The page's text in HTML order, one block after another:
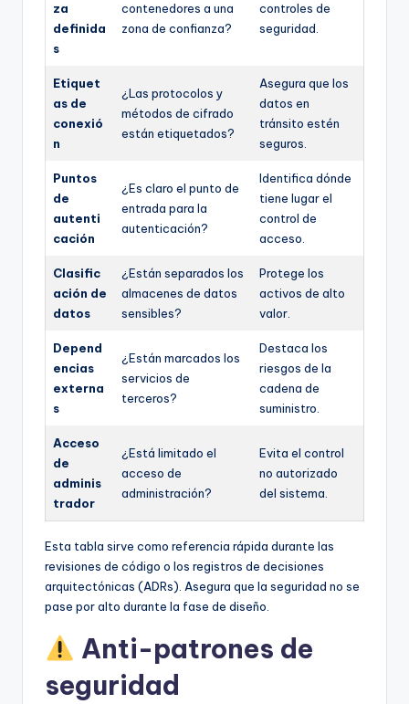
za
definida
s
contenedores a una
zona de confianza?
controles de
seguridad.
Etiquet
as de
conexió
n
¿Las protocolos y
métodos de cifrado
están etiquetados?
Asegura que los
datos en
tránsito estén
seguros.
Puntos
de
autenti
cación
¿Es claro el punto de
entrada para la
autenticación?
Identifica dónde
tiene lugar el
control de
acceso.
Clasific
ación de
datos
¿Están separados los
almacenes de datos
sensibles?
Protege los
activos de alto
valor.
Depend
encias
externa
s
¿Están marcados los
servicios de
terceros?
Destaca los
riesgos de la
cadena de
suministro.
Acceso
de
adminis
trador
¿Está limitado el
acceso de
administración?
Evita el control
no autorizado
del sistema.
Esta tabla sirve como referencia rápida durante las
revisiones de código o los registros de decisiones
arquitectónicas (ADRs). Asegura que la seguridad no se
pase por alto durante la fase de diseño.
Anti-patrones de
seguridad